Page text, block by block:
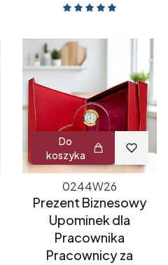
Do
koszyka
0244W26
Prezent Biznesowy
Upominek dla
Pracownika
Pracownicy za